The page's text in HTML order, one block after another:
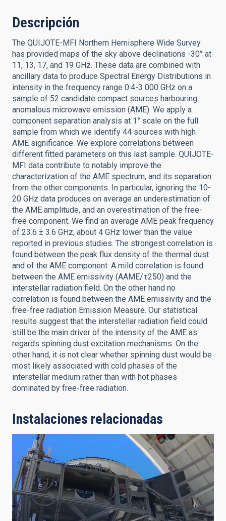
Descripción
The QUIJOTE-MFI Northern Hemisphere Wide Survey
has provided maps of the sky above declinations -30° at
11, 13, 17, and 19 GHz. These data are combined with
ancillary data to produce Spectral Energy Distributions in
intensity in the frequency range 0.4-3 000 GHz on a
sample of 52 candidate compact sources harbouring
anomalous microwave emission (AME). We apply a
component separation analysis at 1° scale on the full
sample from which we identify 44 sources with high
AME significance. We explore correlations between
different fitted parameters on this last sample. QUIJOTE-
MFI data contribute to notably improve the
characterization of the AME spectrum, and its separation
from the other components. In particular, ignoring the 10-
20 GHz data produces on average an underestimation of
the AME amplitude, and an overestimation of the free-
free component. We find an average AME peak frequency
of 23.6 ± 3.6 GHz, about 4 GHz lower than the value
reported in previous studies. The strongest correlation is
found between the peak flux density of the thermal dust
and of the AME component. A mild correlation is found
between the AME emissivity (AAME/τ250) and the
interstellar radiation field. On the other hand no
correlation is found between the AME emissivity and the
free-free radiation Emission Measure. Our statistical
results suggest that the interstellar radiation field could
still be the main driver of the intensity of the AME as
regards spinning dust excitation mechanisms. On the
other hand, it is not clear whether spinning dust would be
most likely associated with cold phases of the
interstellar medium rather than with hot phases
dominated by free-free radiation.
Instalaciones relacionadas